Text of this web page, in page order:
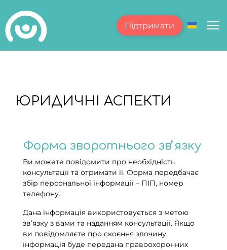
Підтримати Оберіть
ЮРИДИЧНІ АСПЕКТИ
Форма зворотнього звʼязку
Ви можете повідомити про необхідність
консультації та отримати її. Форма передбачає
збір персональної інформації – ПІП, номер
телефону.
Дана інформація використовується з метою
звʼязку з вами та наданням консультації. Якщо
ви повідомляєте про скоєння злочину,
інформація буде передана правоохоронних